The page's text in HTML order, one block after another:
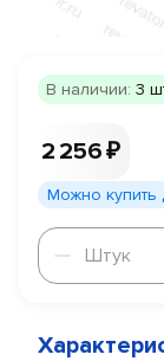
В наличии: 3
2 256 ₽
Можно купить
Штук
Штук